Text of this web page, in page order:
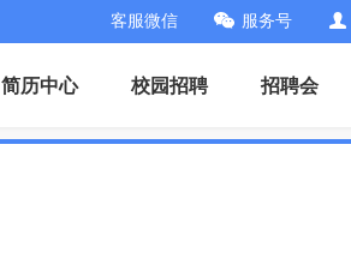
客服微信 服务号
简历中心 校园招聘 招聘会